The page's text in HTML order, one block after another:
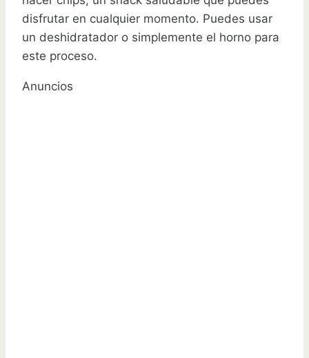
disfrutar en cualquier momento. Puedes usar
un deshidratador o simplemente el horno para
este proceso.
Anuncios